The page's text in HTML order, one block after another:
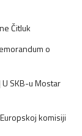
Čitluk
o
U SKB-u Mostar
Europskoj komisiji